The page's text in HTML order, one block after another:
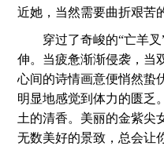
近她，当然需要曲折艰苦
穿过了奇峻的“亡羊
伸。当疲惫渐渐侵袭，当
心间的诗情画意便悄然蛰
明显地感觉到体力的匮乏
土的清香。美丽的金紫尖
无数美好的景致，总会让